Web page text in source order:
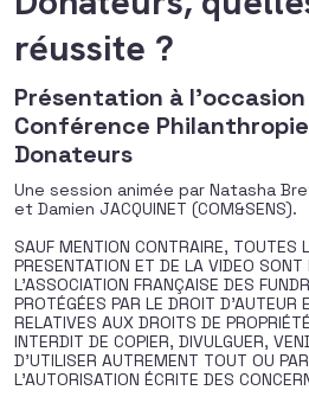
réussite ?
Présentation à l'occasion
Conférence
Donateurs
Une session animée par Natasha
et Damien JACQUINET (COM&SENS).
SAUF MENTION CONTRAIRE, TOUTES
PRESENTATION ET DE LA VIDEO SONT
L’ASSOCIATION FRANÇAISE DES
PROTÉGÉES PAR LE DROIT D’AUTEUR
RELATIVES AUX DROITS DE
INTERDIT DE COPIER, DIVULGUER,
D’UTILISER AUTREMENT TOUT OU
L’AUTORISATION ÉCRITE DES